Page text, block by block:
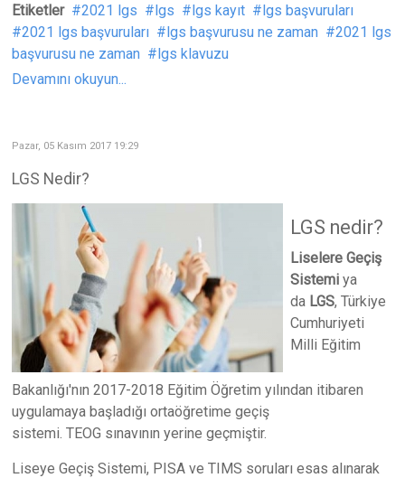
Etiketler
2021 lgs lgs lgs kayıt
lgs başvuruları
2021 lgs başvuruları
lgs başvurusu ne zaman
2021 lgs
başvurusu ne zaman
lgs klavuzu
Devamını okuyun...
Pazar, 05 Kasım 2017 19:29
LGS Nedir?
LGS nedir?
Liselere Geçiş
Sistemiya
da LGS, Türkiye
Cumhuriyeti
Milli Eğitim
Bakanlığı'nın 2017-2018 Eğitim Öğretim yılından itibaren
uygulamaya başladığı ortaöğretime geçiş
sistemi. TEOG sınavının yerine geçmiştir.
Liseye Geçiş Sistemi, PISA ve TIMS soruları esas alınarak